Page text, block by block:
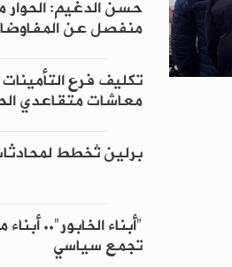
حسن الدغيم: الحوار
منفصل عن
تكليف فرع
معاشات متقاعدي
برلين تُخطط
"أبناء الخابور"..
تجمع سياسي